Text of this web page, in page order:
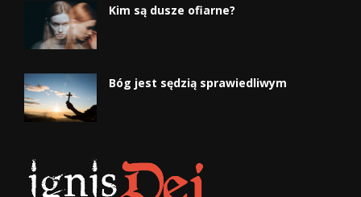
Kim są dusze ofiarne?
Bóg jest sędzią sprawiedliwym